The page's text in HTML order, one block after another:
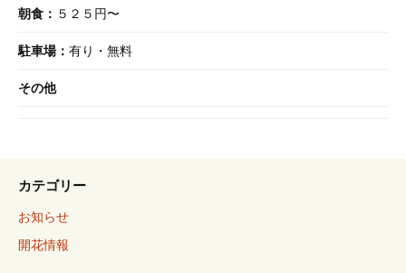
朝食： ５２５円〜
駐車場： 有り・無料
その他
カテゴリー
お知らせ
開花情報